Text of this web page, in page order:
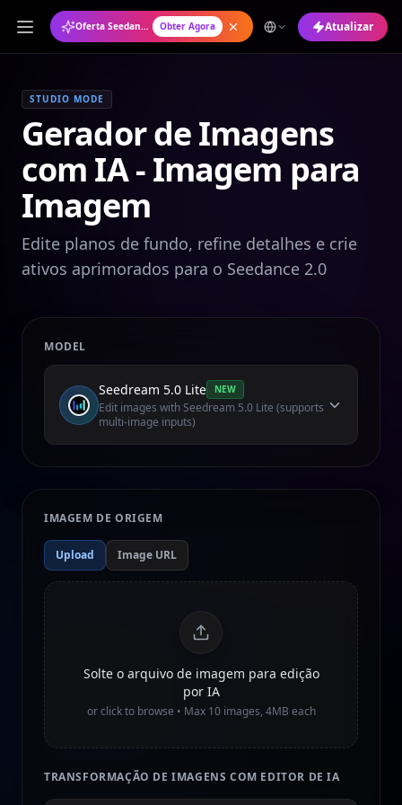
Oferta Seedance 2.0: Plano Anual com 50% de Desconto Obter Agora Atualizar
STUDIO MODE
Gerador de Imagens
com IA - Imagem para
Imagem
Edite planos de fundo, refine detalhes e crie
ativos aprimorados para o Seedance 2.0
MODEL
Seedream 5.0 Lite NEW
Edit images with Seedream 5.0 Lite (supports
multi-image inputs)
IMAGEM DE ORIGEM
Upload Image URL
Solte o arquivo de imagem para edição
por IA
or click to browse • Max 10images, 4MB each
TRANSFORMAÇÃO DE IMAGENS COM EDITOR DE IA